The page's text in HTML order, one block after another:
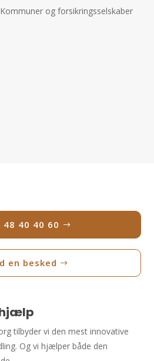
og forsikringsselskaber
48 40 40 60
en besked
hjælp
tilbyder vi den mest innovative
Og vi hjælper både den